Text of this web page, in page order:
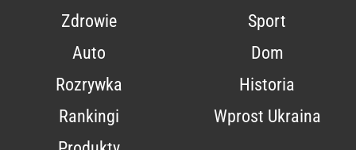
Zdrowie
Sport
Auto
Dom
Rozrywka
Historia
Rankingi
Wprost Ukraina